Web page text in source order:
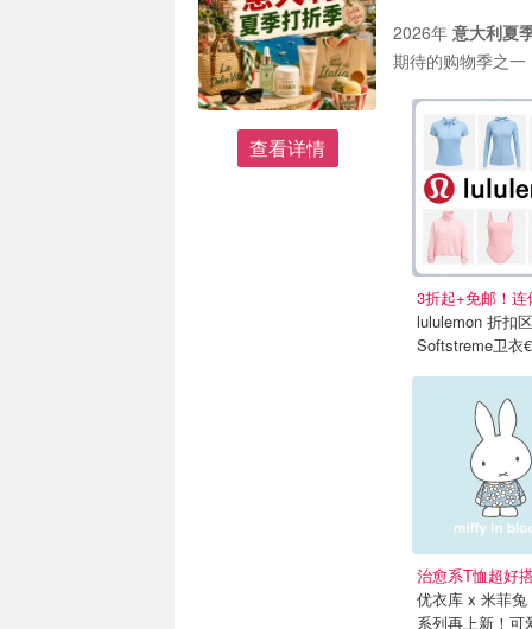
查看详情
2026年 意大利夏
期待的购物季之
lululemon 折扣
Softstreme卫衣
治愈系T恤超好
优衣库 x 米菲兔
系列再上新！可